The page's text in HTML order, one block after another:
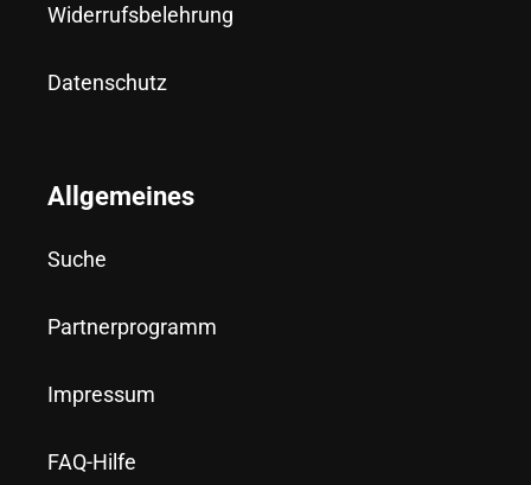
Widerrufsbelehrung
Datenschutz
Allgemeines
Suche
Partnerprogramm
Impressum
FAQ-Hilfe